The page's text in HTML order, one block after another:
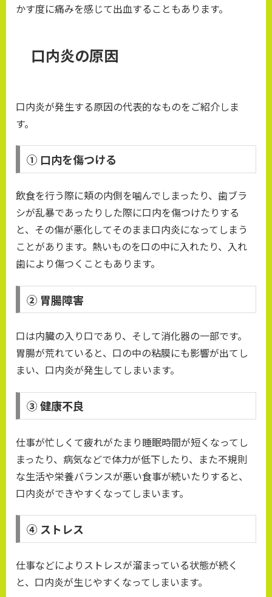
かす度に痛みを感じて出血することもあります。
口内炎の原因
口内炎が発生する原因の代表的なものをご紹介しま
す。
① 口内を傷つける
飲食を行う際に頬の内側を噛んでしまったり、歯ブラ
シが乱暴であったりした際に口内を傷つけたりする
と、その傷が悪化してそのまま口内炎になってしまう
ことがあります。熱いものを口の中に入れたり、入れ
歯により傷つくこともあります。
② 胃腸障害
口は内臓の入り口であり、そして消化器の一部です。
胃腸が荒れていると、口の中の粘膜にも影響が出てし
まい、口内炎が発生してしまいます。
③ 健康不良
仕事が忙しくて疲れがたまり睡眠時間が短くなってし
まったり、病気などで体力が低下したり、また不規則
な生活や栄養バランスが悪い食事が続いたりすると、
口内炎ができやすくなってしまいます。
④ ストレス
仕事などによりストレスが溜まっている状態が続く
と、口内炎が生じやすくなってしまいます。